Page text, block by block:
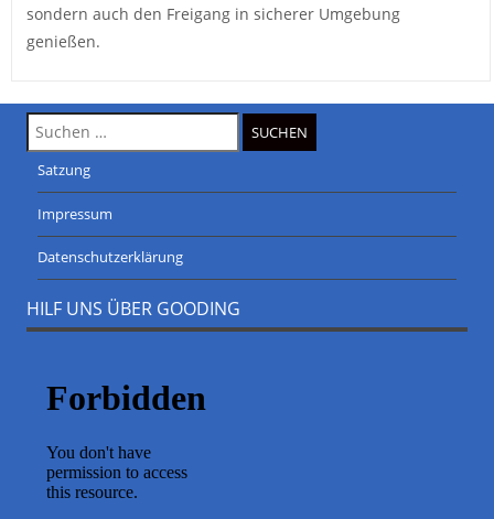
sondern auch den Freigang in sicherer Umgebung
genießen.
Suche
nach:
Satzung
Impressum
Datenschutzerklärung
HILF UNS ÜBER GOODING